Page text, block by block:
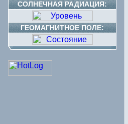
СОЛНЕЧНАЯ РАДИАЦИЯ:
ГЕОМАГНИТНОЕ ПОЛЕ: